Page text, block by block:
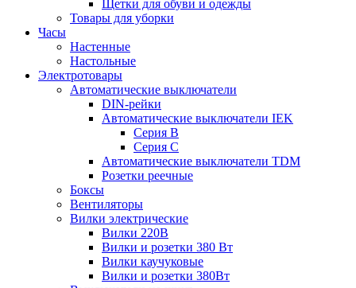
Щетки для обуви и одежды
Товары для уборки
Часы
Настенные
Настольные
Электротовары
Автоматические выключатели
DIN-рейки
Автоматические выключатели IEK
Серия B
Серия С
Автоматические выключатели TDM
Розетки реечные
Боксы
Вентиляторы
Вилки электрические
Вилки 220В
Вилки и розетки 380 Вт
Вилки каучуковые
Вилки и розетки 380Вт